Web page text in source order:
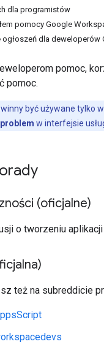
dla programistów
pomocy Google
ogłoszeń dla deweloperów
pomoc,
pomoc.
być używane tylko
w interfejsie
(oficjalne)
o tworzeniu
też na subreddicie